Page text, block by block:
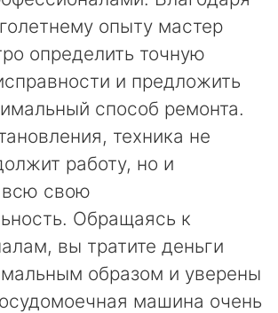
опыту мастер
определить точную
и предложить
способ ремонта.
техника не
работу, но и
всю свою
Обращаясь к
вы тратите деньги
образом и уверены
машина очень